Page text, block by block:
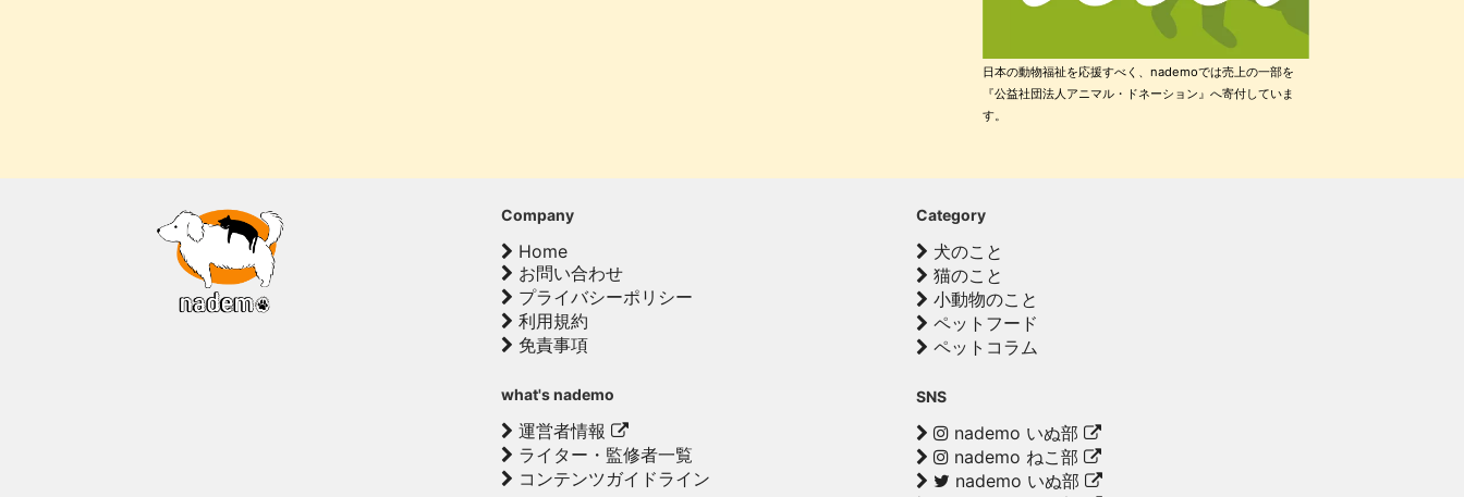
日本の動物福祉を応援すべく、nademoでは売上の一部を
『公益社団法人アニマル・ドネーション』へ寄付していま
す。
Company
Home
お問い合わせ
プライバシーポリシー
利用規約
免責事項
what's nademo
運営者情報
ライター・監修者一覧
コンテンツガイドライン
Category
犬のこと
猫のこと
小動物のこと
ペットフード
ペットコラム
SNS
nademo いぬ部
nademo ねこ部
nademo いぬ部